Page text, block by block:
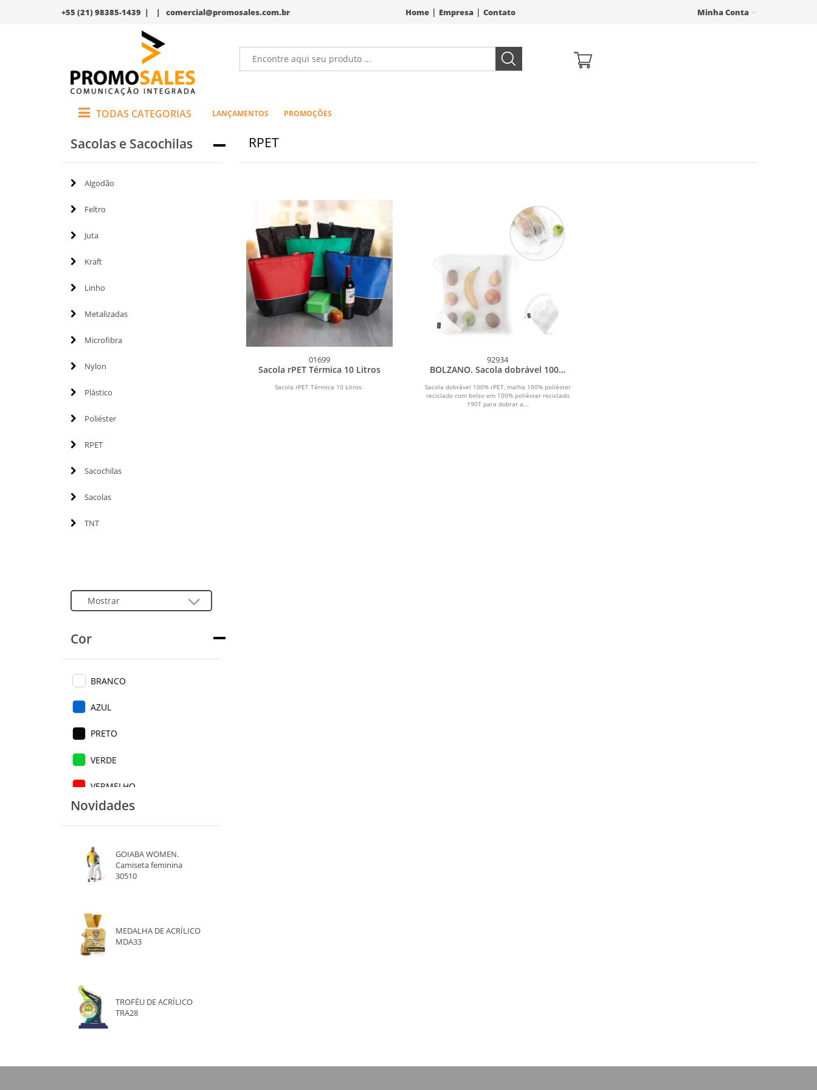
+55 (21) 98385-1439 | | comercial@promosales.com.br Home| Empresa| Contato Minha Conta
TODAS CATEGORIAS LANÇAMENTOS PROMOÇÕES
Sacolas e Sacochilas
Algodão
Feltro
Juta
Kraft
Linho
Metalizadas
Microfibra
Nylon
Plástico
Poliéster
RPET
Sacochilas
Sacolas
TNT
Cor
BRANCO
AZUL
PRETO
VERDE
VERMELHO
MARROM
Novidades
GOIABA WOMEN.
Camiseta feminina
30510
MEDALHA DE ACRÍLICO
MDA33
TROFÉU DE ACRÍLICO
TRA28
RPET
01699
Sacola rPET Térmica 10 Litros
Sacola rPET Térmica 10 Litros.
92934
BOLZANO. Sacola dobrável 100%
reciclado 190T
Sacola dobrável 100% rPET, malha 100% poliéster
reciclado com bolso em 100% poliéster reciclado
190T para dobrar a...